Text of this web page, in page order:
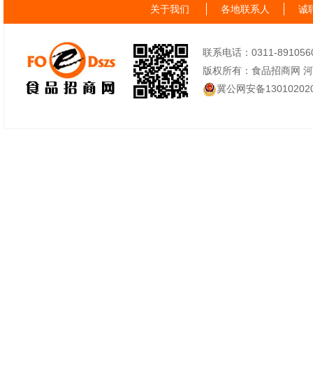
关于我们 各地联系人 诚
联系电话：0311-
版权所有：食品招商网
冀公网安备